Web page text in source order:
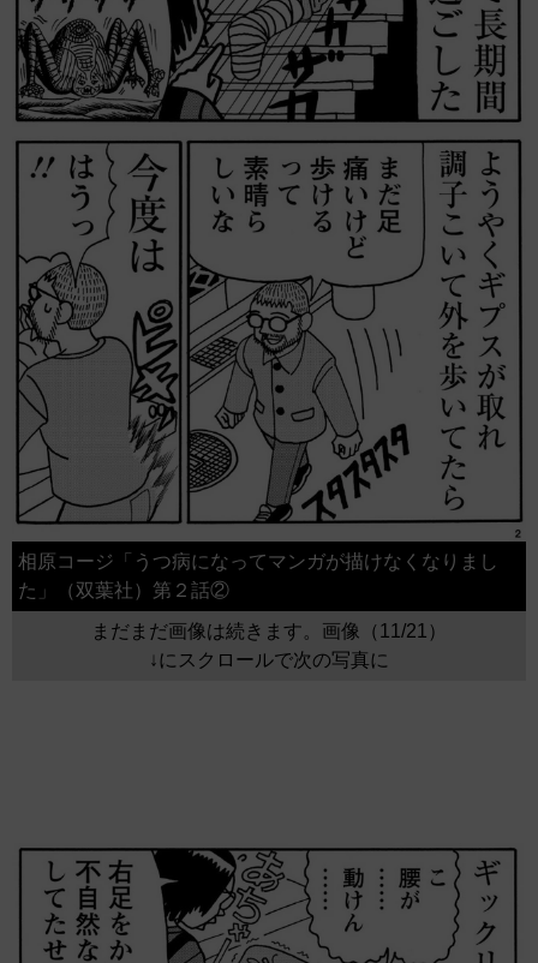
相原コージ「うつ病になってマンガが描けなくなりまし
た」（双葉社）第２話②
まだまだ画像は続きます。画像（11/21）
↓にスクロールで次の写真に